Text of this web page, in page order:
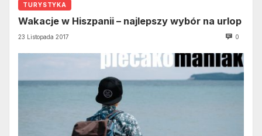
TURYSTYKA
Wakacje w Hiszpanii – najlepszy wybór na urlop
23 Listopada 2017 0